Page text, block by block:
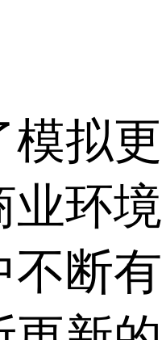
模拟
业环
不断